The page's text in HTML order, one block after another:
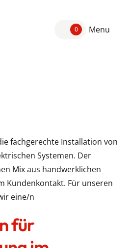
0 Menu
fachgerechte Installation von
Systemen. Der
Mix aus handwerklichen
Kundenkontakt. Für unseren
eine/n
für